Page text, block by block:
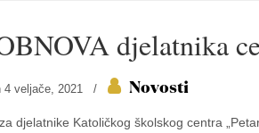
djelatnika
veljače, 2021 / Novosti
djelatnike Katoličkog školskog centra